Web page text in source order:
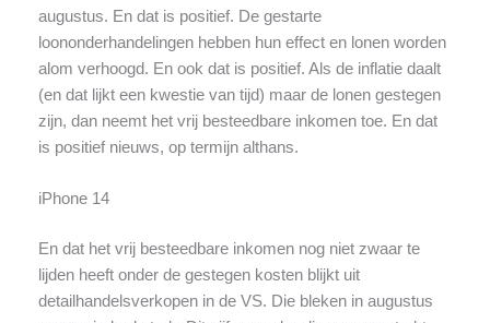
augustus. En dat is positief. De gestarte
loononderhandelingen hebben hun effect en lonen worden
alom verhoogd. En ook dat is positief. Als de inflatie daalt
(en dat lijkt een kwestie van tijd) maar de lonen gestegen
zijn, dan neemt het vrij besteedbare inkomen toe. En dat
is positief nieuws, op termijn althans.
iPhone 14
En dat het vrij besteedbare inkomen nog niet zwaar te
lijden heeft onder de gestegen kosten blijkt uit
detailhandelsverkopen in de VS. Die bleken in augustus